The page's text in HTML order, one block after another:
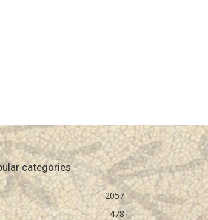
categories
2057
478